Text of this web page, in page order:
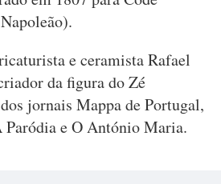
e ceramista Rafael
da figura do Zé
jornais Mappa de Portugal,
Paródia e O António Maria.